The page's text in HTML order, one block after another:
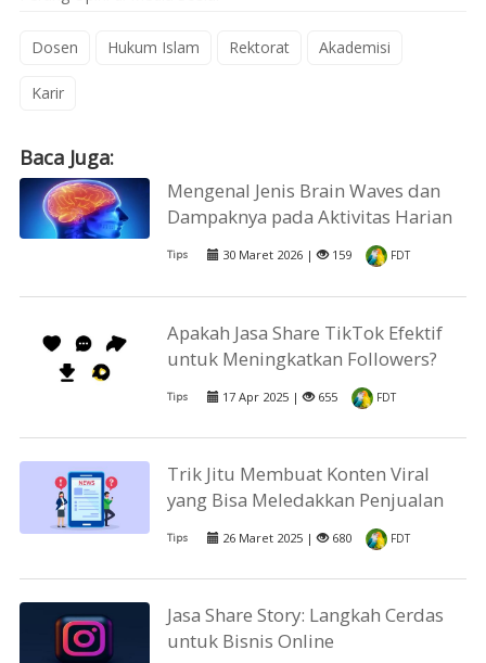
Dosen Hukum Islam Rektorat Akademisi
Karir
Baca Juga:
Mengenal Jenis Brain Waves dan
Dampaknya pada Aktivitas Harian
Tips 30 Maret 2026 | 159 FDT
Apakah Jasa Share TikTok Efektif
untuk Meningkatkan Followers?
Tips 17 Apr 2025 | 655 FDT
Trik Jitu Membuat Konten Viral
yang Bisa Meledakkan Penjualan
Tips 26 Maret 2025 | 680 FDT
Jasa Share Story: Langkah Cerdas
untuk Bisnis Online